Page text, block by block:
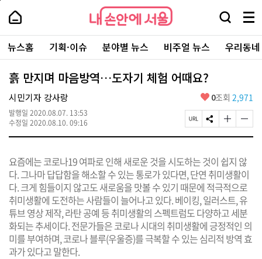
본
로
가
내
손
안
에
서
울
-
서
울
시
대
표
소
털
내
손
에
울
검
창
열
기
메
뉴
전
체
보
주
요
서
뉴스홈 기획·이슈 분야별 뉴스 비주얼 뉴스 우리동
흙 만지며 마음방역…도자기 체험 어때요?
시민기자 강사랑
발행일 2020.08.07. 13:53
수정일 2020.08.10. 09:16
좋
요
0조회 2,971
페
이
R
L
복
사
S
N
유
하
기
글
자
크
게
변
경
하
기
글
자
작
게
변
경
하
기
요즘에는 코로나19 여파로 인해 새로운 것을 시도하는 것이 쉽지 않
다. 그나마 답답함을 해소할 수 있는 통로가 있다면, 단연 취미생활이
다. 크게 힘들이지 않고도 새로움을 맛볼 수 있기 때문에 적극적으로
취미생활에 도전하는 사람들이 늘어나고 있다. 베이킹, 일러스트, 유
튜브 영상 제작, 라탄 공예 등 취미생활의 스펙트럼도 다양하고 세분
화되는 추세이다. 전문가들은 코로나 시대의 취미생활에 긍정적인 의
미를 부여하며, 코로나 블루(우울증)를 극복할 수 있는 심리적 방역 효
과가 있다고 말한다.
페
상
단
로